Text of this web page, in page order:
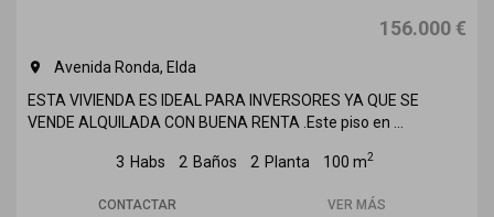
156.000 €
room
Avenida Ronda, Elda
ESTA VIVIENDA ES IDEAL PARA INVERSORES YA QUE SE
VENDE ALQUILADA CON BUENA RENTA .Este piso en ...
3 Habs 2 Baños 2 Planta 100 m2
CONTACTAR VER MÁS